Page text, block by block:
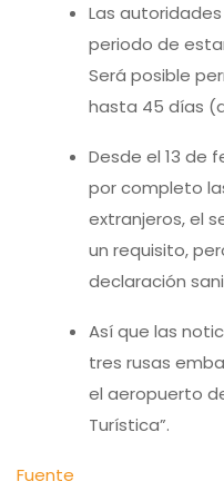
Las
periodo de
Será posible
hasta 45 días
Desde el 13 de
por completo
extranjeros, el
un requisito,
declaración
Así que las
tres rusas
el aeropuerto
Turística”.
Fuente